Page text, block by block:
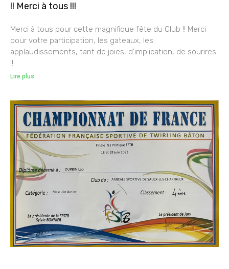
!! Merci à tous !!!
Merci à tous pour cette magnifique fête du Club !! Merci
pour votre participation, les gateaux, les
applaudissements, tant de joies, d’implication, de sourires
!!
Lire plus